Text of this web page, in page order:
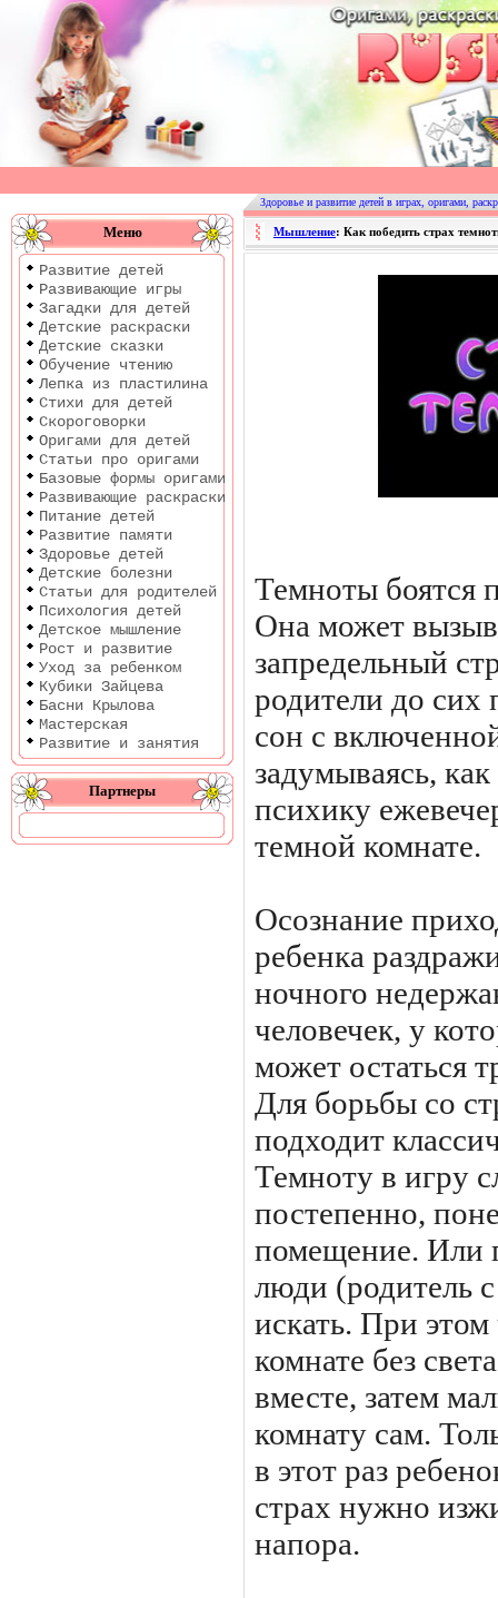
Оригами
|
Раскраски
Развитие
детей
Меню
Развитие детей
Развивающие игры
Загадки для детей
Детские раскраски
Детские сказки
Обучение чтению
Лепка из пластилина
Стихи для детей
Скороговорки
Оригами для детей
Статьи про оригами
Базовые формы оригами
Развивающие раскраски
Питание детей
Развитие памяти
Здоровье детей
Детские болезни
Статьи для родителей
Психология детей
Детское мышление
Рост и развитие
Уход за ребенком
Кубики Зайцева
Басни Крылова
Мастерская
Развитие и занятия
Партнеры
Здоровье и развитие детей в играх, оригами,
Мышление: Как победить страх
Темноты боятся
Она может
запредельный
родители до
сон с
задумываясь,
психику
темной комнате.
Осознание
ребенка
ночного
человечек, у
может остаться
Для борьбы со
подходит
Темноту в игру
постепенно,
помещение. Или
люди (родитель
искать. При этом
комнате без
вместе, затем
комнату сам.
в этот раз
страх нужно
напора.